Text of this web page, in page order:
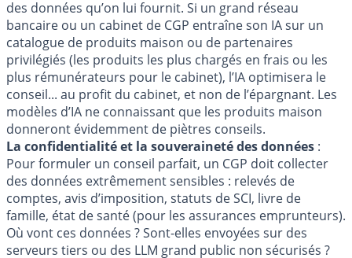
des données qu’on lui fournit. Si un grand réseau
bancaire ou un cabinet de CGP entraîne son IA sur un
catalogue de produits maison ou de partenaires
privilégiés (les produits les plus chargés en frais ou les
plus rémunérateurs pour le cabinet), l’IA optimisera le
conseil... au profit du cabinet, et non de l’épargnant. Les
modèles d’IA ne connaissant que les produits maison
donneront évidemment de piètres conseils.
La confidentialité et la souveraineté des données :
Pour formuler un conseil parfait, un CGP doit collecter
des données extrêmement sensibles : relevés de
comptes, avis d’imposition, statuts de SCI, livre de
famille, état de santé (pour les assurances emprunteurs).
Où vont ces données ? Sont-elles envoyées sur des
serveurs tiers ou des LLM grand public non sécurisés ?